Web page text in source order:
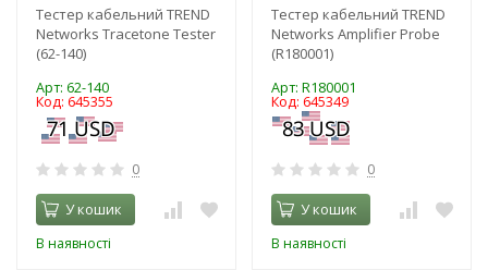
Тестер кабельний TREND
Networks Tracetone Tester
(62-140)
Арт: 62-140
Код: 645355
0
У кошик
В наявності
Тестер кабельний TREND
Networks Amplifier Probe
(R180001)
Арт: R180001
Код: 645349
0
У кошик
В наявності